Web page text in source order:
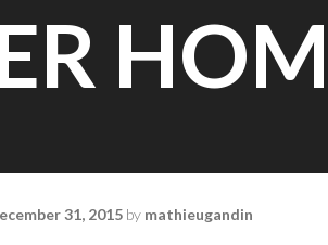
31, 2015by mathieugandin